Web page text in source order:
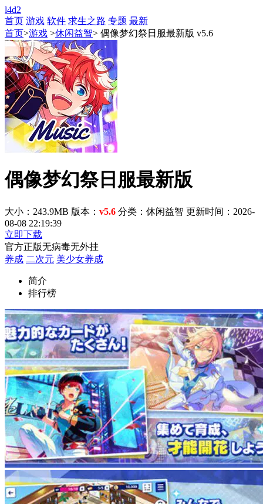
l4d2
首页 游戏 软件 求生之路 专题 最新
首页>游戏 >休闲益智> 偶像梦幻祭日服最新版 v5.6
偶像梦幻祭日服最新版
大小：243.9MB 版本： v5.6 分类：休闲益智 更新时间：2026-
08-08 22:19:39
立即下载
官方正版无病毒无外挂
养成 二次元 美少女养成
简介
排行榜